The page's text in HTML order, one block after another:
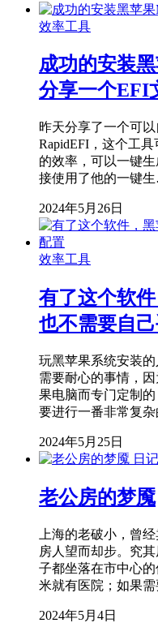
效率工具
成功的安装
分享一个EFI
昨天分享了一个可
RapidEFI，这个工
的效率，可以一键
接使用了他的一键
2024年5月26日
效率工具
有了这个软
也不需要自
玩黑苹果系统安装
需要耐心的事情，
果电脑而专门定制
要进行一番非常复
2024年5月25日
日记
老公房的梦魇
上海的老破小，曾
房人望而却步。究
子都坐落在市中心
米就有医院；如果
2024年5月4日